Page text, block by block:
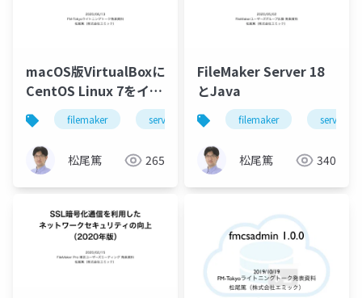
macOS版VirtualBoxに
CentOS Linux 7をイン
ストールfilemaker server linux
松尾篤 265
FileMaker Server 18
とJava
filemaker server
松尾篤 340